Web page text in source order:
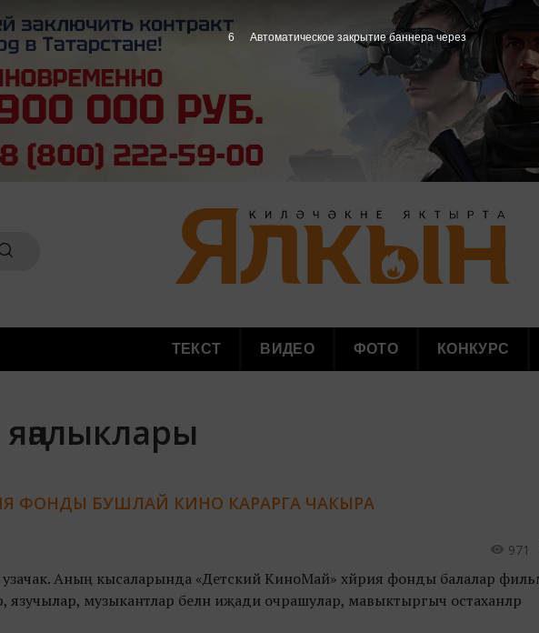
ТЕКСТ ВИДЕО ФОТО КОНКУРС
ФОНДЫ БУШЛАЙ КИНО КАРАРГА ЧАКЫРА
971
узачак. Аның кысаларында «Детский КиноМай» хәйрия фонды балалар
язучылар, музыкантлар белән иҗади очрашулар, мавыктыргыч остаханәләр
5 Автоматическое закрытие баннера через